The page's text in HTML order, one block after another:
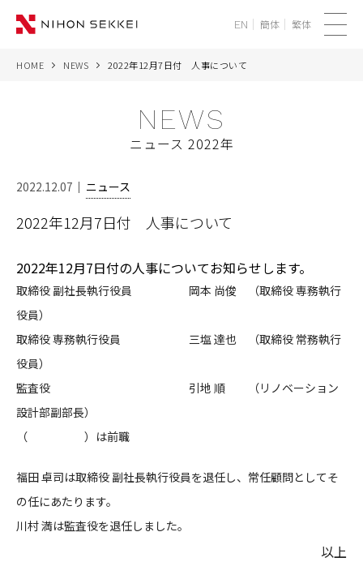
CORPORATE
CONTACT
EN 簡体 繁体
HOME NEWS 2022年12月7日付 人事について
NEWS
ニュース 2022年
2022.12.07 ニュース
2022年12月7日付 人事について
2022年12月7日付の人事についてお知らせします。
取締役 副社長執行役員 岡本 尚俊 （取締役 専務執行
役員）
取締役 専務執行役員 三塩 達也 （取締役 常務執行
役員）
監査役 引地 順 （リノベーション
設計部副部長）
（ ）は前職
福田 卓司は取締役 副社長執行役員を退任し、常任顧問としてそ
の任にあたります。
川村 満は監査役を退任しました。
以上